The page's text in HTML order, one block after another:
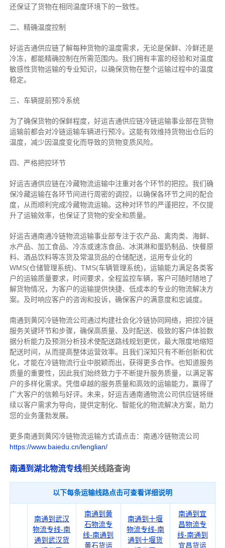
还保证了货物在相同温度环境下的一致性。
二、 精确温度控制
好运吉通供应链了解每种货物的温度需求，无论是保鲜、冷鲜还是
冷冻，都能精确控制在所需范围内。我们拥有丰富的经验和对温度
敏感性货物运输的专业知识，以确保货物在整个运输过程中的温度
稳定。
三、车辆提前预冷系统
为了确保货物的保鲜程度，好运吉通供应链冷链运输事业部在货物
运输前都会对冷链运输车辆进行预冷。这能有效维持货物出仓后的
温度，减少因温度变化而导致的货物变质风险。
四、严格把控环节
好运吉通供应链在冷藏物流运输中注重对各个环节的把控。我们确
保冷藏运输在各环节间进行周密的调控，以确保各环节之间的配合
度，从而顺利完成冷藏物流运输。这种对环节的严谨把控，不仅提
升了运输效率，也保证了货物的安全和质量。
好运吉通南通冷链物流运输事业部专注于农产品、禽肉类、海鲜、
水产品、加工食品、冷冻或速冻食品、冰淇淋和蛋奶制品、快餐原
料、酒品饮料等冻货及常温货品的仓储配送，运用专业化的
WMS(仓储管理系统)、TMS(车辆管理系统)，运输能力满足各类客
户的运输质量要求，时间要求，全程监控车辆，客户可随时随地了
解货物情况，为客户的运输提供快捷、低成本的专业的物流解决方
案。及时响应客户的咨询和投诉，确保客户的满意度和忠诚度。
南通到黄冈冷链物流公司通过构建社会化冷链协同网络，把控冷链
服务关键环节和步骤，确保高质量、及时配送、极致的客户体验数
据分析能力及预测分析技术使配送路线规划更优，最大限度地缩短
配送时间，从而提高整体运营效率。且 我们深知 只有不断创新和优
化，才能在冷链物流行业中脱颖而出，获得更多合作。也知道服务
质量的重要性，因此我们始终致力于不断提升服务质量，以满足客
户的多样化需求。 凭借卓越的服务质量和高效的运输能力，赢得了
广大客户的信赖与好评。 未来，好运吉通南通物流公司供应链将继
续以客户需求为导向，提供定制化、智能化的物流解决方案，助力
您的业务蓬勃发展。
更多南通到黄冈冷链物流运输方式请点击：南通冷链物流公司
https://www.baiedu.cn/lenglian/
南通到湖北物流专线相关线路查询
以下每条运输线路点击可查看详细说明
南通到武汉
物流专线-南
通到武汉货
南通到黄
石物流专
线-南通到
黄石货运
南通到十堰
物流专线-南
通到十堰货
南通到宜
昌物流专
线-南通到
宜昌货运